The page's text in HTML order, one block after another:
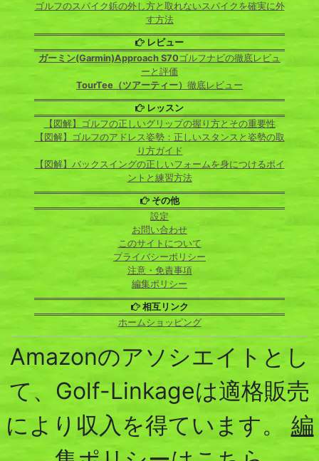
ゴルフのスパイク鋲の外し方と取れないスパイクを確実に外
す方法
レビュー
ガーミン(Garmin)Approach S70ゴルフナビの徹底レビュ
ーと評価
TourTee（ツアーティー） 徹底レビュー
レッスン
【図解】ゴルフの正しいグリップの握り方とその重要性
【図解】ゴルフのアドレス姿勢：正しいスタンスと姿勢の取
り方ガイド
【図解】バックスイングの正しいフォームを身につけるポイ
ントと練習方法
その他
設定
お問い合わせ
このサイトについて
プライバシーポリシー
注意・免責事項
編集ポリシー
相互リンク
ホームショッピング
Amazonのアソシエイトとし
て、Golf-Linkageは適格販売
により収入を得ています。 編